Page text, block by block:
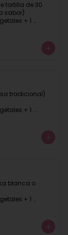
tortilla de 30
sabor)
+ 1
tradicional)
+ 1
blanca o
+ 1